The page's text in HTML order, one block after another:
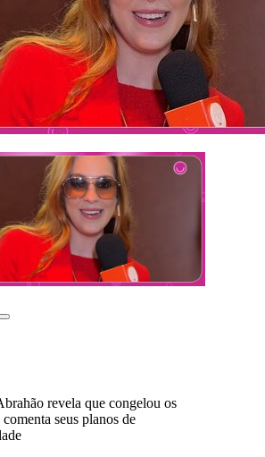
revela que congelou os
seus planos de